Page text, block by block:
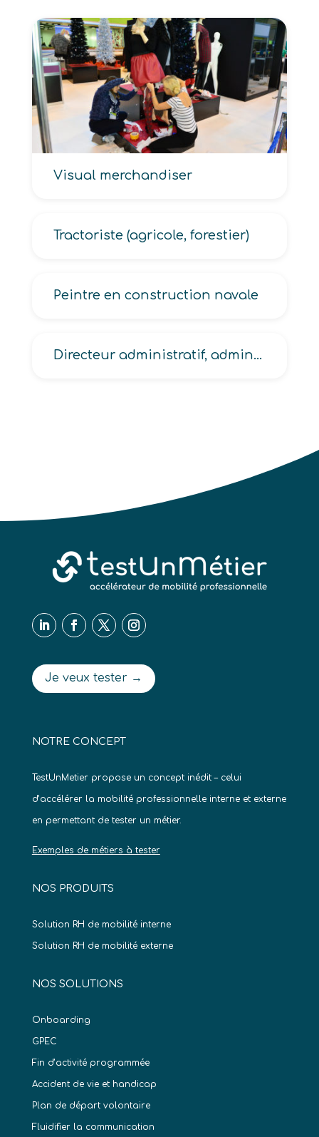
Visual merchandiser
Tractoriste (agricole, forestier)
Peintre en construction navale
Directeur administratif, administratif et financier -DAF-, administratif, financier et du contrôle de gestion
Je veux tester →
NOTRE CONCEPT
TestUnMetier propose un concept inédit – celui
d’accélérer la mobilité professionnelle interne et externe
en permettant de tester un métier.
Exemples de métiers à tester
NOS PRODUITS
Solution RH de mobilité interne
Solution RH de mobilité externe
NOS SOLUTIONS
Onboarding
GPEC
Fin d’activité programmée
Accident de vie et handicap
Plan de départ volontaire
Fluidifier la communication